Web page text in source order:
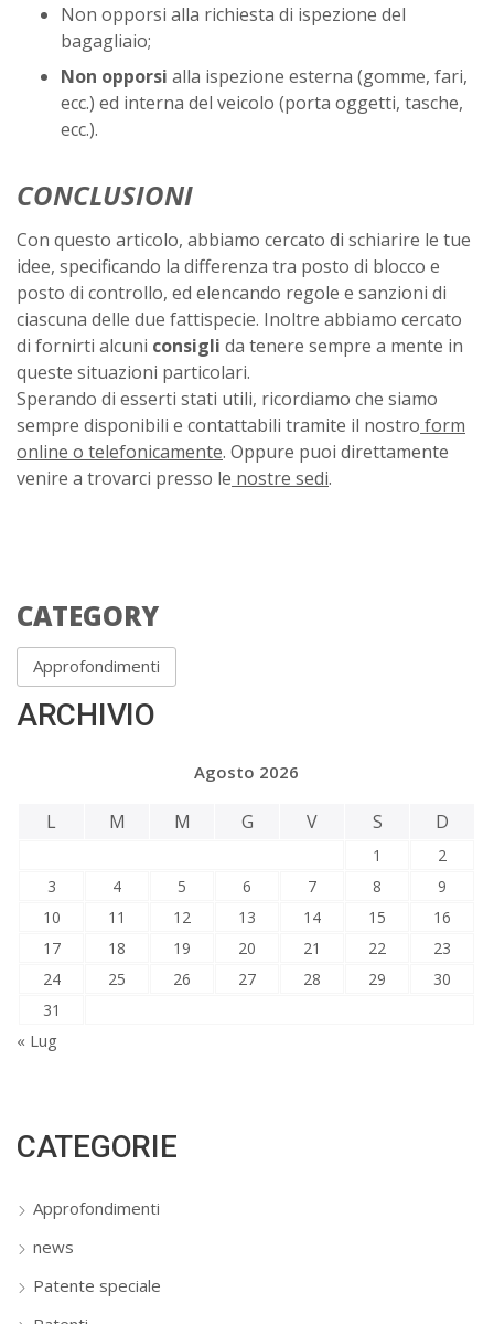
Non opporsi alla richiesta di ispezione del
bagagliaio;
Non opporsi alla ispezione esterna (gomme, fari,
ecc.) ed interna del veicolo (porta oggetti, tasche,
ecc.).
CONCLUSIONI
Con questo articolo, abbiamo cercato di schiarire le tue
idee, specificando la differenza tra posto di blocco e
posto di controllo, ed elencando regole e sanzioni di
ciascuna delle due fattispecie. Inoltre abbiamo cercato
di fornirti alcuni consigli da tenere sempre a mente in
queste situazioni particolari.
Sperando di esserti stati utili, ricordiamo che siamo
sempre disponibili e contattabili tramite il nostro form
online o telefonicamente. Oppure puoi direttamente
venire a trovarci presso le nostre sedi.
CATEGORY
Approfondimenti
ARCHIVIO
Agosto 2026
L M M G V S D
1
2
3
4 5 6 7 8
9
10
11 12 13 14 15
16
17
18 19 20 21 22
23
24
25 26 27 28 29
30
31
« Lug
CATEGORIE
Approfondimenti
news
Patente speciale